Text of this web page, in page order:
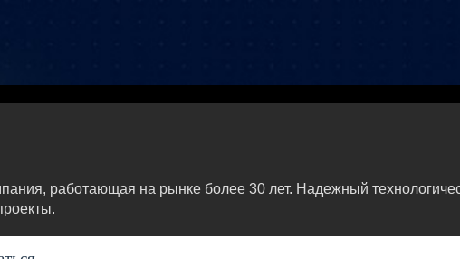
работающая на рынке более 30 лет. Надежный